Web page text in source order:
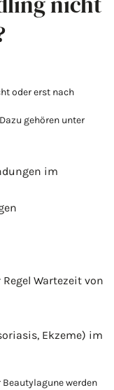
oder erst nach
gehören unter
im
Wartezeit von
Ekzeme) im
werden